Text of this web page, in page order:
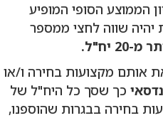
הממוצע הסופי המופיע
יהיה שווה לחצי ממספר
20 יח"ל.
אותם מקצועות בחירה ו/או
כך שסך כל היח"ל של
בחירה בבגרות שהוספנו,